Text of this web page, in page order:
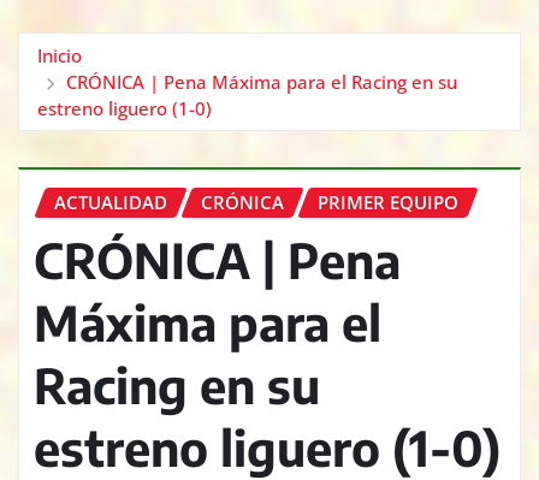
Inicio
CRÓNICA | Pena Máxima para el Racing en su
estreno liguero (1-0)
ACTUALIDAD CRÓNICA PRIMER EQUIPO
CRÓNICA | Pena
Máxima para el
Racing en su
estreno liguero (1-0)